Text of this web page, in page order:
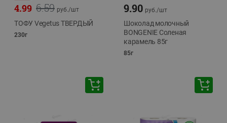
6.59
4.99 руб./шт
ТОФУ Vegetus ТВЕРДЫЙ
230г
9.90 руб./шт
Шоколад молочный
BONGENIE Соленая
карамель 85г
85г